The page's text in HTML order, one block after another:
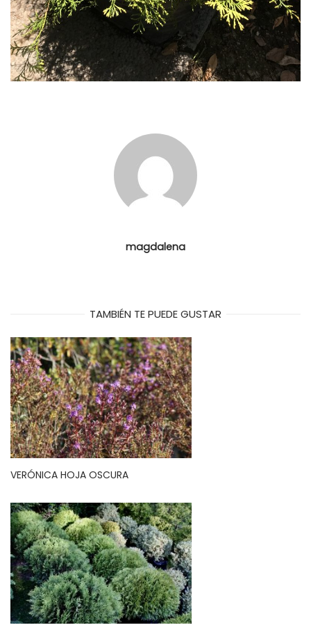
magdalena
TAMBIÉN TE PUEDE GUSTAR
VERÓNICA HOJA OSCURA